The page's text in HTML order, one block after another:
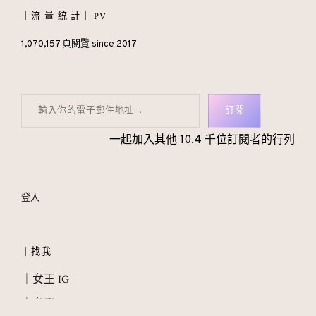
｜流 量 統 計｜ PV
1,070,157 頁閱覽 since 2017
訂閱
一起加入其他 10.4 千位訂閱者的行列
登入
｜找我
｜女王 IG
｜女王 FB